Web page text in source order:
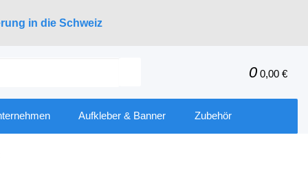
in die Schweiz
0 0,00 €
Aufkleber & Banner Zubehör